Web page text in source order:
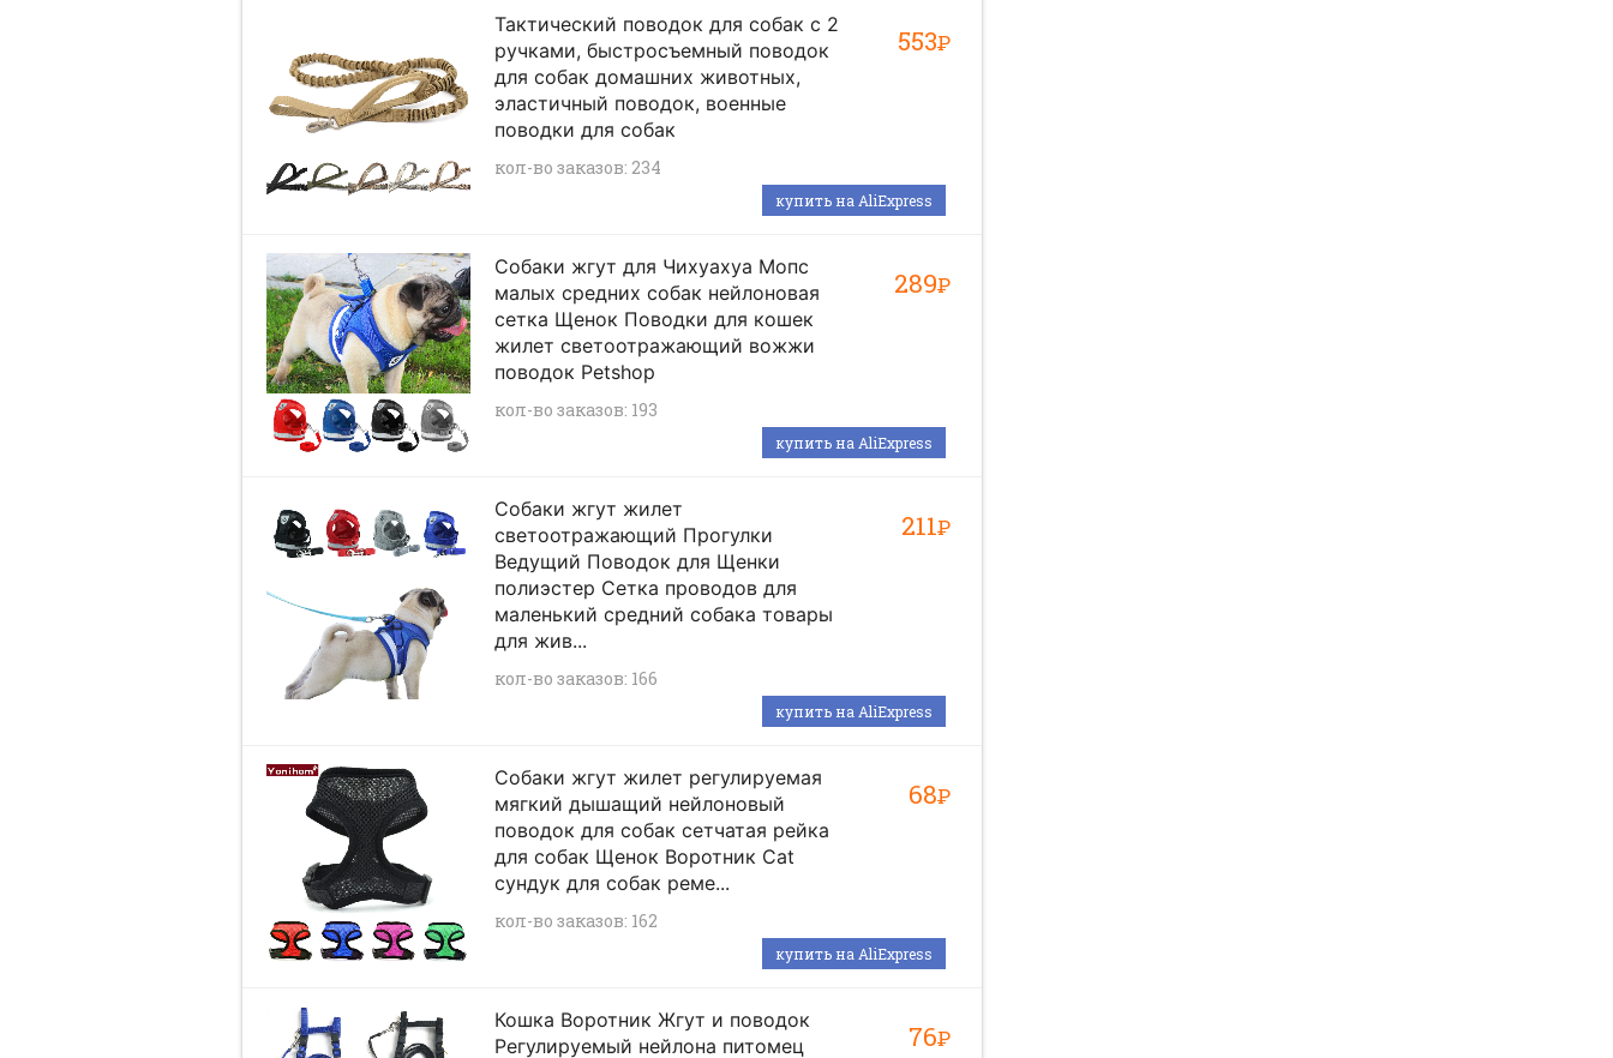
Тактический поводок для собак с 2
ручками, быстросъемный поводок
для собак домашних животных,
эластичный поводок, военные
поводки для собак
кол-во заказов: 234
553Р
купить на AliExpress
Собаки жгут для Чихуахуа Мопс
малых средних собак нейлоновая
сетка Щенок Поводки для кошек
жилет светоотражающий вожжи
поводок Petshop
кол-во заказов: 193
289Р
купить на AliExpress
Собаки жгут жилет
светоотражающий Прогулки
Ведущий Поводок для Щенки
полиэстер Сетка проводов для
маленький средний собака товары
для жив...
кол-во заказов: 166
211Р
купить на AliExpress
Собаки жгут жилет регулируемая
мягкий дышащий нейлоновый
поводок для собак сетчатая рейка
для собак Щенок Воротник Cat
сундук для собак реме...
кол-во заказов: 162
68Р
купить на AliExpress
Кошка Воротник Жгут и поводок
Регулируемый нейлона питомец
76Р